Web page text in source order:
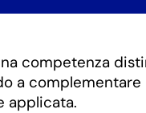
competenza
a
applicata.